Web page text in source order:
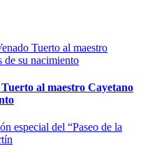
al maestro Cayetano